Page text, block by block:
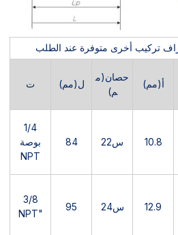
أ(مم)
حصان(م
م)
ل(مم) ت
10.8 س22 84
1/4
بوصة
NPT
12.9 س24 95
3/8
"NPT